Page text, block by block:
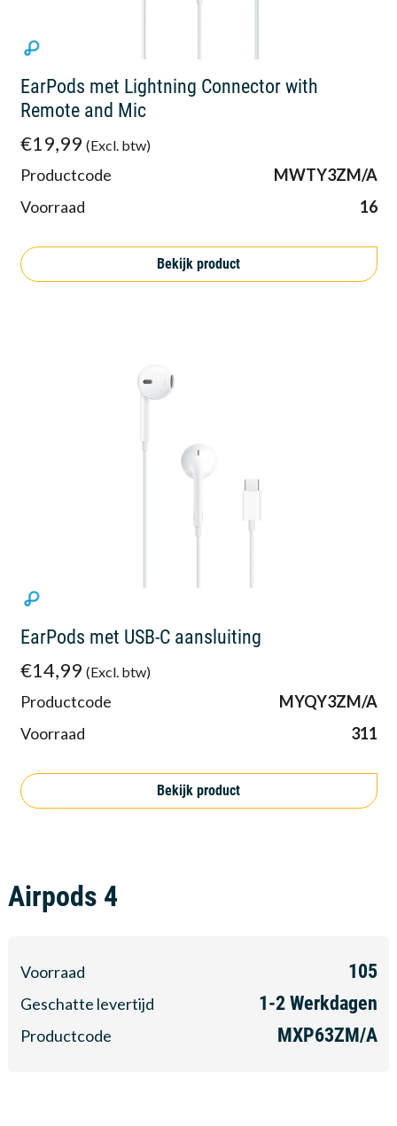
EarPods met Lightning Connector with
Remote and Mic
€19,99 (Excl. btw)
Productcode
MWTY3ZM/A
Voorraad
16
Bekijk product
EarPods met USB-C aansluiting
€14,99 (Excl. btw)
Productcode
MYQY3ZM/A
Voorraad
311
Bekijk product
Airpods 4
Voorraad 105
Geschatte levertijd 1-2 Werkdagen
Productcode MXP63ZM/A